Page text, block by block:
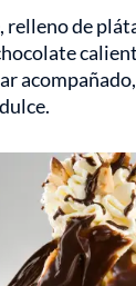
relleno de
acompañado,